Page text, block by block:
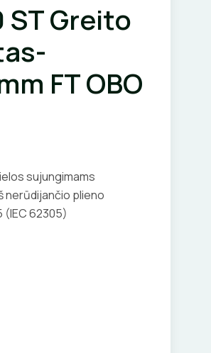
ST Greito
FT OBO
sujungimams
nerūdijančio plieno
(IEC 62305)